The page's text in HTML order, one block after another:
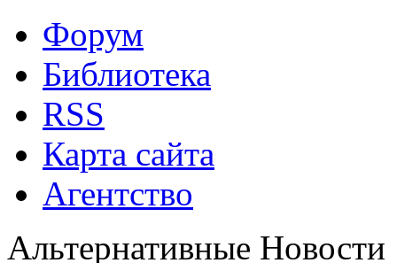
Форум
Библиотека
RSS
Карта сайта
Агентство
Альтернативные Новости